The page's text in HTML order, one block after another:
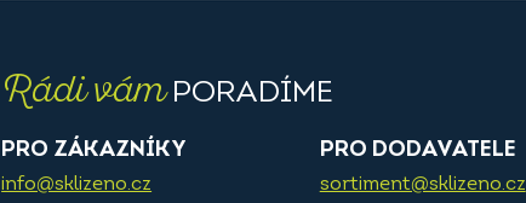
Rádi vámPORADÍME
PRO ZÁKAZNÍKY
info@sklizeno.cz
PRO DODAVATELE
sortiment@sklizeno.cz